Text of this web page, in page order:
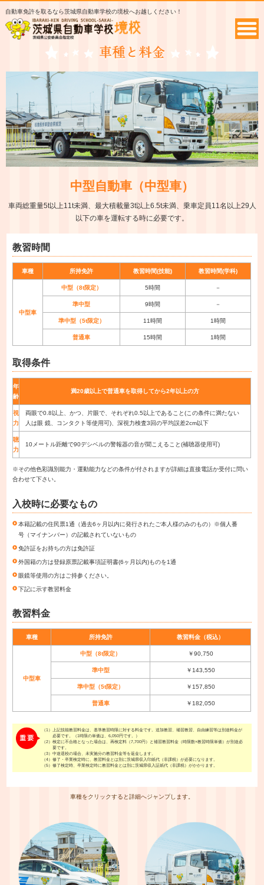
自動車免許を取るなら茨城県自動車学校の境校へお越しください！
中型自動車（中型車）
車両総重量5t以上11t未満、最大積載量3t以上6.5t未満、乗車定員11名以上29人
以下の車を運転する時に必要です。
教習時間
車種 所持免許 教習時間(技能) 教習時間(学科)
中型車
中型（8t限定） 5時間 －
準中型 9時間 －
準中型（5t限定） 11時間 1時間
普通車 15時間 1時間
取得条件
年
齢
満20歳以上で普通車を取得してから2年以上の方
視
力
両眼で0.8以上、かつ、片眼で、それぞれ0.5以上であること(この条件に満たない
人は眼 鏡、コンタクト等使用可)、深視力検査3回の平均誤差2cm以下
聴
力
10メートル距離で90デシベルの警報器の音が聞こえること(補聴器使用可)
※その他色彩識別能力・運動能力などの条件が付されますが詳細は直接電話か受付に問い
合わせて下さい。
入校時に必要なもの
本籍記載の住民票1通（過去6ヶ月以内に発行されたご本人様のみのもの）※個人番
号（マイナンバー）の記載されていないもの
免許証をお持ちの方は免許証
外国籍の方は登録原票記載事項証明書(6ヶ月以内)ものを1通
眼鏡等使用の方はご持参ください。
下記に示す教習料金
教習料金
車種 所持免許 教習料金（税込）
中型車
中型（8t限定） ￥90,750
準中型 ￥143,550
準中型（5t限定） ￥157,850
普通車 ￥182,050
（1）
上記技能教習料金は、基準教習時限に対する料金です。追加教習、補習教習、自由練習等は別途料金が
必要です。（1時限の単価は、6,050円です。）
（2）検定に不合格となった場合は、再検定料（7,700円）と補習教習料金（時限数×教習時限単価）が別途必
要です。
（3）中途退校の場合、未実施分の教習料金等を返金します。
（4）修了・卒業検定時に、教習料金とは別に茨城県収入印紙代（非課税）が必要になります。
（5）修了検定時、卒業検定時に教習料金とは別に茨城県収入証紙代（非課税）がかかります。
車種をクリックすると詳細へジャンプします。